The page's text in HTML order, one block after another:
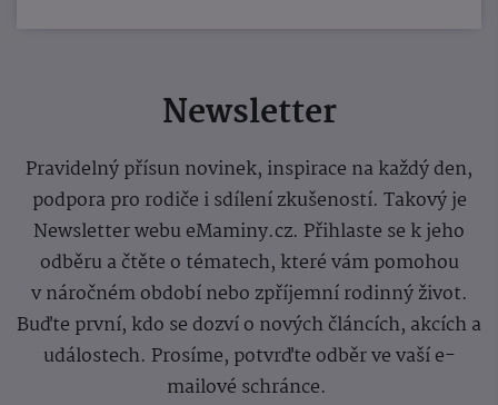
Newsletter
Pravidelný přísun novinek, inspirace na každý den,
podpora pro rodiče i sdílení zkušeností. Takový je
Newsletter webu eMaminy.cz. Přihlaste se k jeho
odběru a čtěte o tématech, které vám pomohou
v náročném období nebo zpříjemní rodinný život.
Buďte první, kdo se dozví o nových článcích, akcích a
událostech. Prosíme, potvrďte odběr ve vaší e-
mailové schránce.